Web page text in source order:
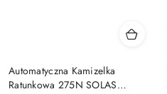
Automatyczna Kamizelka
Ratunkowa 275N SOLAS